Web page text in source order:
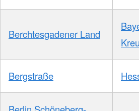
Berchtesgadener Land
Bergstraße